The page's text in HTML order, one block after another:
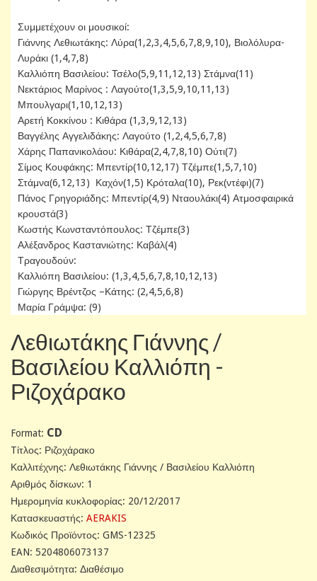
Συμμετέχουν οι μουσικοί:
Γιάννης Λεθιωτάκης: Λύρα(1,2,3,4,5,6,7,8,9,10), Βιολόλυρα-
Λυράκι (1,4,7,8)
Καλλιόπη Βασιλείου: Τσέλο(5,9,11,12,13) Στάμνα(11)
Νεκτάριος Μαρίνος : Λαγούτο(1,3,5,9,10,11,13)
Μπουλγαρι(1,10,12,13)
Αρετή Κοκκίνου : Κιθάρα (1,3,9,12,13)
Βαγγέλης Αγγελιδάκης: Λαγούτο (1,2,4,5,6,7,8)
Χάρης Παπανικολάου: Κιθάρα(2,4,7,8,10) Ούτι(7)
Σίμος Κουφάκης: Μπεντίρ(10,12,17) Τζέμπε(1,5,7,10)
Στάμνα(6,12,13) Καχόν(1,5) Κρόταλα(10), Ρεκ(ντέφι)(7)
Πάνος Γρηγοριάδης: Μπεντίρ(4,9) Νταουλάκι(4) Ατμοσφαιρικά
κρουστά(3)
Κωστής Κωνσταντόπουλος: Τζέμπε(3)
Αλέξανδρος Καστανιώτης: Καβάλ(4)
Τραγουδούν:
Καλλιόπη Βασιλείου: (1,3,4,5,6,7,8,10,12,13)
Γιώργης Βρέντζος –Κάτης: (2,4,5,6,8)
Μαρία Γράμψα: (9)
Λεθιωτάκης Γιάννης /
Βασιλείου Καλλιόπη -
Ριζοχάρακο
Format: CD
Tίτλος: Ριζοχάρακο
Καλλιτέχνης: Λεθιωτάκης Γιάννης / Βασιλείου Καλλιόπη
Αριθμός δίσκων: 1
Ημερομηνία κυκλοφορίας: 20/12/2017
Κατασκευαστής: AERAKIS
Κωδικός Προϊόντος: GMS-12325
EAN: 5204806073137
Διαθεσιμότητα: Διαθέσιμο